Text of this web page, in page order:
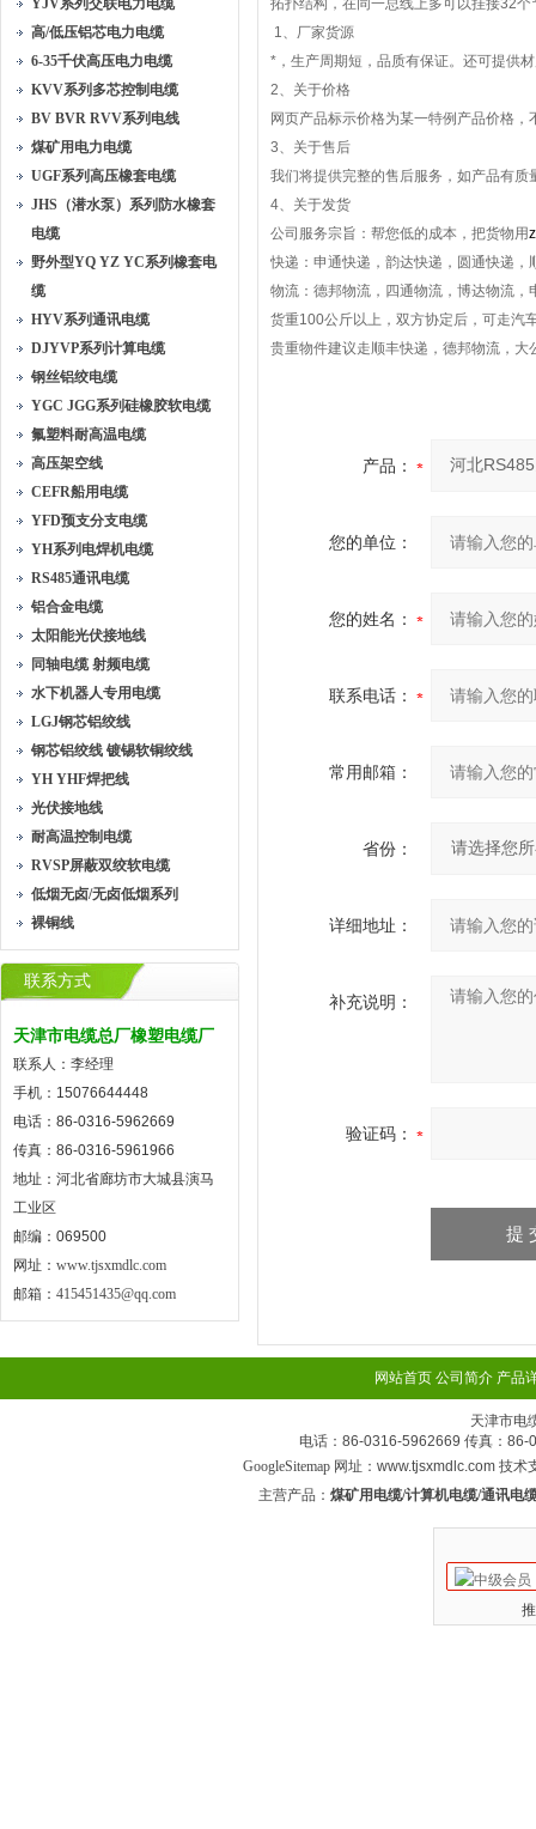
YJV系列交联电力电缆
高/低压铝芯电力电缆
6-35千伏高压电力电缆
KVV系列多芯控制电缆
BV BVR RVV系列电线
煤矿用电力电缆
UGF系列高压橡套电缆
JHS（潜水泵）系列防水橡套
电缆
野外型YQ YZ YC系列橡套电
缆
HYV系列通讯电缆
DJYVP系列计算电缆
钢丝铝绞电缆
YGC JGG系列硅橡胶软电缆
氟塑料耐高温电缆
高压架空线
CEFR船用电缆
YFD预支分支电缆
YH系列电焊机电缆
RS485通讯电缆
铝合金电缆
太阳能光伏接地线
同轴电缆 射频电缆
水下机器人专用电缆
LGJ钢芯铝绞线
钢芯铝绞线 镀锡软铜绞线
YH YHF焊把线
光伏接地线
耐高温控制电缆
RVSP屏蔽双绞软电缆
低烟无卤/无卤低烟系列
裸铜线
联系方式
天津市电缆总厂橡塑电缆厂
联系人：李经理
手机：15076644448
电话：86-0316-5962669
传真：86-0316-5961966
地址：河北省廊坊市大城县演马
工业区
邮编：069500
网址： www.tjsxmdlc.com
邮箱： 415451435@qq.com
拓扑结构，在同一总线上多可以挂接32个
1、厂家货源
*，生产周期短，品质有保证。还可提供
2、关于价格
网页产品标示价格为某一特例产品价格
3、关于售后
我们将提供完整的售后服务，如产品有
4、关于发货
公司服务宗旨：帮您低的成本，把货物用
快递：申通快递，韵达快递，圆通快递，
物流：德邦物流，四通物流，博达物流，
货重100公斤以上，双方协定后，可走汽
贵重物件建议走顺丰快递，德邦物流，大
产品：
您的单位：
您的姓名：
联系电话：
常用邮箱：
省份：
详细地址：
补充说明：
验证码：
网站首页 公司简介 产品
天津市电
电话：86-0316-5962669 传真：86-
GoogleSitemap网址：www.tjsxmdlc.com 技术
主营产品： 煤矿用电缆/计算机电缆/通讯电